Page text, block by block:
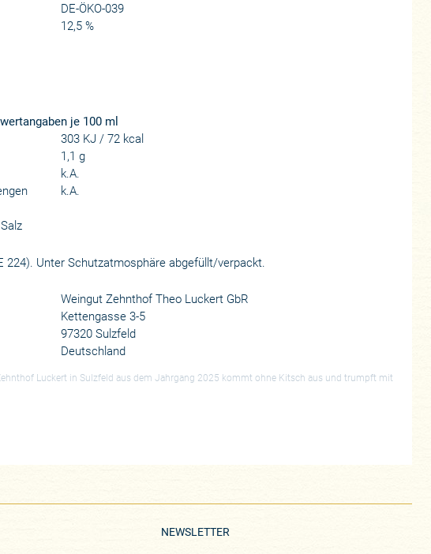
DE-ÖKO-039
12,5 %
je 100 ml
303 KJ / 72 kcal
1,1 g
k.A.
k.A.
224). Unter Schutzatmosphäre abgefüllt/verpackt.
Weingut Zehnthof Theo Luckert GbR
Kettengasse 3-5
97320 Sulzfeld
Deutschland
Luckert in Sulzfeld aus dem Jahrgang 2025 kommt ohne Kitsch aus und trumpft mit
NEWSLETTER